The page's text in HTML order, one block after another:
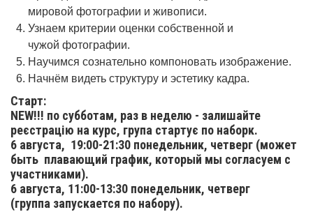
мировой фотографии и живописи.
Узнаем критерии оценки собственной и
чужой фотографии.
Научимся сознательно компоновать изображение.
Начнём видеть структуру и эстетику кадра.
Старт:
NEW!!! по субботам, раз в неделю - залишайте
реєстрацію на курс, група стартує по наборк.
6 августа, 19:00-21:30 понедельник, четверг (может
быть плавающий график, который мы согласуем с
участниками).
6 августа, 11:00-13:30 понедельник, четверг
(группа запускается по набору).